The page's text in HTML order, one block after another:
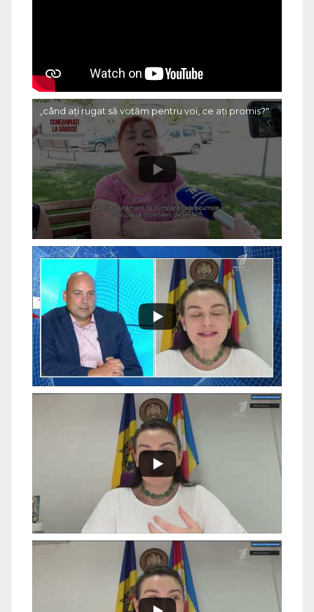
„când ați rugat să votăm pentru voi, ce ați promis?"